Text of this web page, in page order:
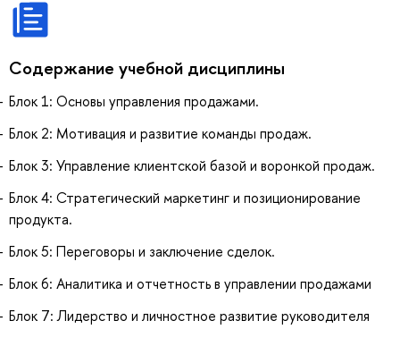
Содержание учебной дисциплины
Блок 1: Основы управления продажами.
Блок 2: Мотивация и развитие команды продаж.
Блок 3: Управление клиентской базой и воронкой продаж.
Блок 4: Стратегический маркетинг и позиционирование
продукта.
Блок 5: Переговоры и заключение сделок.
Блок 6: Аналитика и отчетность в управлении продажами
Блок 7: Лидерство и личностное развитие руководителя